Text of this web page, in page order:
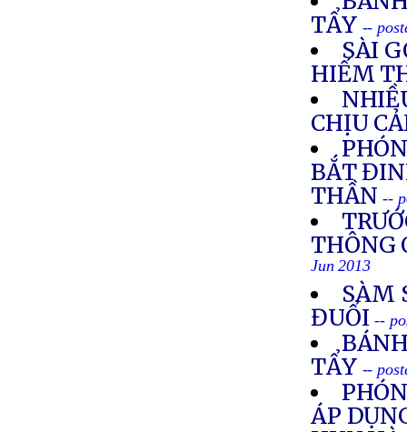
TẨY --
SÀI
HIẾM
CHỊU
BẮT
THẦN --
THÔNG
Jun 2013
SÀM
ĐUỔI--
TẨY --
ÁP